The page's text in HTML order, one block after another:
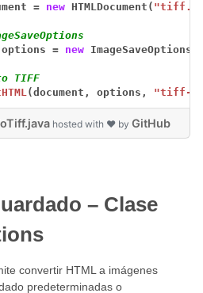
= new HTMLDocument(
options = new
TIFF
(document, options, "tiff-
hosted with ❤ by GitHub
– Clase
convertir HTML a imágenes
predeterminadas o